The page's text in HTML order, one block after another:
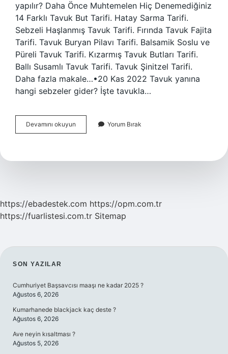
yapılır? Daha Önce Muhtemelen Hiç Denemediğiniz
14 Farklı Tavuk But Tarifi. Hatay Sarma Tarifi.
Sebzeli Haşlanmış Tavuk Tarifi. Fırında Tavuk Fajita
Tarifi. Tavuk Buryan Pilavı Tarifi. Balsamik Soslu ve
Püreli Tavuk Tarifi. Kızarmış Tavuk Butları Tarifi.
Ballı Susamlı Tavuk Tarifi. Tavuk Şinitzel Tarifi.
Daha fazla makale…•20 Kas 2022 Tavuk yanına
hangi sebzeler gider? İşte tavukla…
Devamını okuyun
Yemeğin
Gider
Yorum Bırak
https://ebadestek.com https://opm.com.tr
https://fuarlistesi.com.tr Sitemap
SIDEBAR
SON YAZILAR
Cumhuriyet Başsavcısı maaşı ne kadar 2025 ?
Ağustos 6, 2026
Kumarhanede blackjack kaç deste ?
Ağustos 6, 2026
Ave neyin kısaltması ?
Ağustos 5, 2026